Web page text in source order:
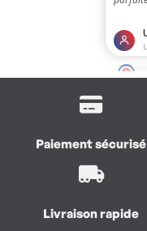
Paiement sécurisé
Livraison rapide